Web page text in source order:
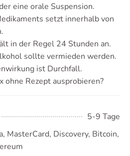
eine orale Suspension.
setzt innerhalb von
in der Regel 24 Stunden an.
sollte vermieden werden.
ist Durchfall.
ohne Rezept ausprobieren?
5-9 Tage
MasterCard, Discovery, Bitcoin,